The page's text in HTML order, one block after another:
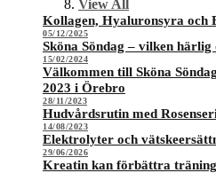
View All
Kollagen, Hyaluronsyra och
05/12/2025
Sköna Söndag – vilken härlig
15/02/2024
Välkommen till Sköna
2023 i Örebro
28/11/2023
Hudvårdsrutin med
14/08/2023
Elektrolyter och
29/06/2026
Kreatin kan förbättra